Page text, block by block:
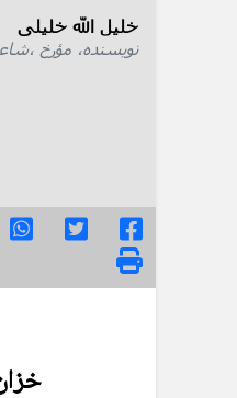
خلیل الله خلیلی
نویسنده، مؤرخ